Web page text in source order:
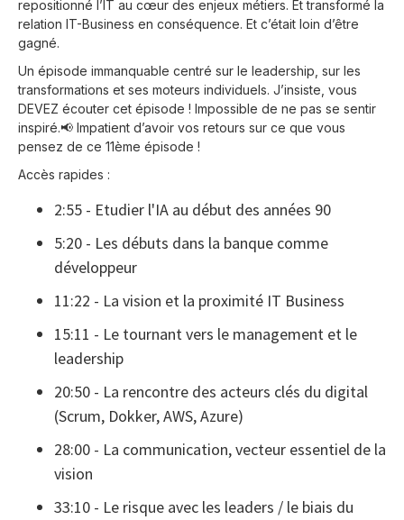
repositionné l’IT au cœur des enjeux métiers. Et transformé la
relation IT-Business en conséquence. Et c’était loin d’être
gagné.
Un épisode immanquable centré sur le leadership, sur les
transformations et ses moteurs individuels. J’insiste, vous
DEVEZ écouter cet épisode ! Impossible de ne pas se sentir
inspiré.📢 Impatient d’avoir vos retours sur ce que vous
pensez de ce 11ème épisode !
Accès rapides :
2:55 - Etudier l'IA au début des années 90
5:20 - Les débuts dans la banque comme
développeur
11:22 - La vision et la proximité IT Business
15:11 - Le tournant vers le management et le
leadership
20:50 - La rencontre des acteurs clés du digital
(Scrum, Dokker, AWS, Azure)
28:00 - La communication, vecteur essentiel de la
vision
33:10 - Le risque avec les leaders / le biais du